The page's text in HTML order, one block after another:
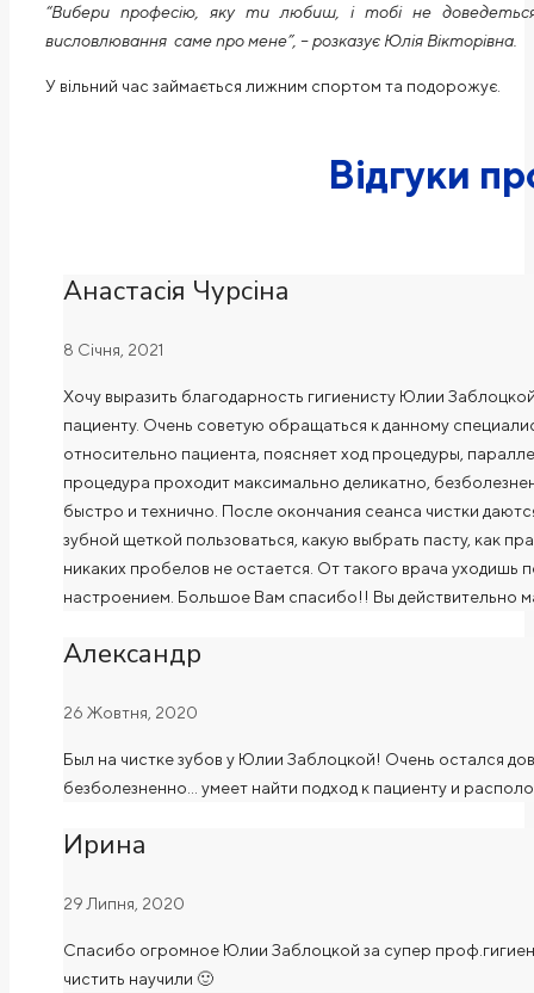
“Вибери професію, яку ти любиш, і тобі не
висловлювання саме про мене”, – розказує Юлія Вікторівна.
У вільний час займається лижним спортом та подорожує.
Відгуки
Анастасія Чурсіна
8 Січня, 2021
Хочу выразить благодарность гигиенисту Юлии
пациенту. Очень советую обращаться к данному
относительно пациента, поясняет ход процедуры,
процедура проходит максимально деликатно,
быстро и технично. После окончания сеанса чистки
зубной щеткой пользоваться, какую выбрать пасту, как
никаких пробелов не остается. От такого врача
настроением. Большое Вам спасибо!! Вы действительно
Александр
26 Жовтня, 2020
Был на чистке зубов у Юлии Заблоцкой! Очень остался
безболезненно… умеет найти подход к пациенту и
Ирина
29 Липня, 2020
Спасибо огромное Юлии Заблоцкой за супер
чистить научили 🙂